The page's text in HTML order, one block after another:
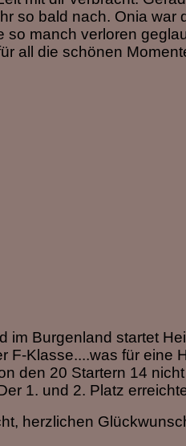
so bald nach. Onia war
so manch verloren
all die schönen
im Burgenland startet
F-Klasse....was für eine
den 20 Startern 14
1. und 2. Platz
herzlichen